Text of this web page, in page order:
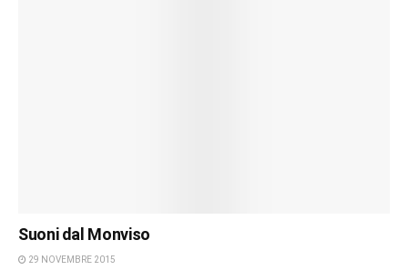
Suoni dal Monviso
29 NOVEMBRE 2015